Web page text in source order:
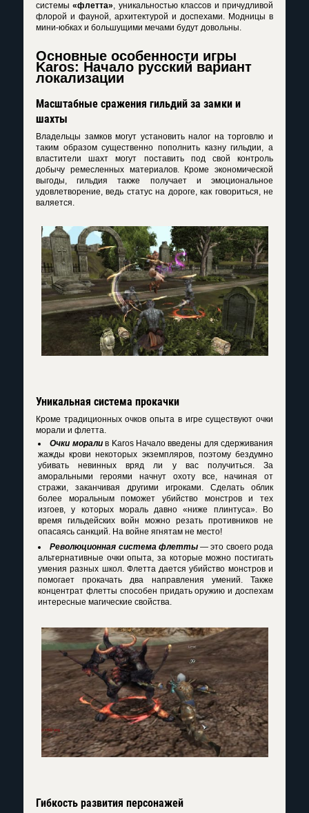
системы«флетта», уникальностью классов и причудливой
флорой и фауной, архитектурой и доспехами. Модницы в
мини-юбках и большущими мечами будут довольны.
Основные особенности игры
Karos: Начало русский вариант
локализации
Масштабные сражения гильдий за замки и
шахты
Владельцы замков могут установить налог на торговлю и
таким образом существенно пополнить казну гильдии, а
властители шахт могут поставить под свой контроль
добычу ремесленных материалов. Кроме экономической
выгоды, гильдия также получает и эмоциональное
удовлетворение, ведь статус на дороге, как говориться, не
валяется.
Уникальная система прокачки
Кроме традиционных очков опыта в игре существуют очки
морали и флетта.
Очки моралив Karos Началовведены для сдерживания
жажды крови некоторых экземпляров, поэтому бездумно
убивать невинных вряд ли у вас получиться. За
аморальными героями начнут охоту все, начиная от
стражи, заканчивая другими игроками. Сделать облик
более моральным поможет убийство монстров и тех
изгоев, у которых мораль давно «ниже плинтуса». Во
время гильдейских войн можно резать противников не
опасаясь санкций. На войне ягнятам не место!
Революционная система флетты— это своего рода
альтернативные очки опыта, за которые можно постигать
умения разных школ. Флетта дается убийство монстров и
помогает прокачать два направления умений. Также
концентрат флетты способен придать оружию и доспехам
интересные магические свойства.
Гибкость развития персонажей